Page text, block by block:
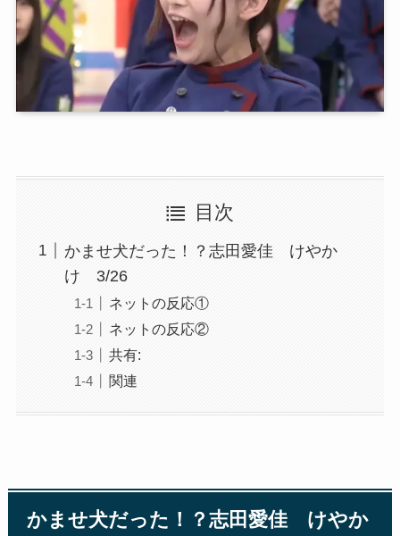
目次
かませ犬だった！？志田愛佳 けやか
け 3/26
ネットの反応①
ネットの反応②
共有:
関連
かませ犬だった！？志田愛佳 けやか